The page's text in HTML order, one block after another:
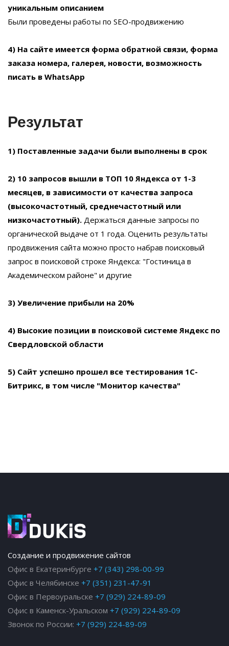
уникальным описанием
Были проведены работы по SEO-продвижению
4) На сайте имеется форма обратной связи, форма
заказа номера, галерея, новости, возможность
писать в WhatsApp
Результат
1) Поставленные задачи были выполнены в срок
2) 10 запросов вышли в ТОП 10 Яндекса от 1-3
месяцев, в зависимости от качества запроса
(высокочастотный, среднечастотный или
низкочастотный). Держаться данные запросы по
органической выдаче от 1 года. Оценить результаты
продвижения сайта можно просто набрав поисковый
запрос в поисковой строке Яндекса: "Гостиница в
Академическом районе" и другие
3) Увеличение прибыли на 20%
4) Высокие позиции в поисковой системе Яндекс по
Свердловской области
5) Сайт успешно прошел все тестирования 1С-
Битрикс, в том числе "Монитор качества"
Создание и продвижение сайтов
Офис в Екатеринбурге +7 (343) 298-00-99
Офис в Челябинске +7 (351) 231-47-91
Офис в Первоуральске +7 (929) 224-89-09
Офис в Каменск-Уральском +7 (929) 224-89-09
Звонок по России: +7 (929) 224-89-09